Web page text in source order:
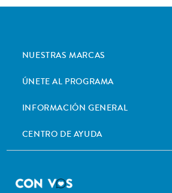
NUESTRAS MARCAS
ÚNETE AL PROGRAMA
INFORMACIÓN GENERAL
CENTRO DE AYUDA